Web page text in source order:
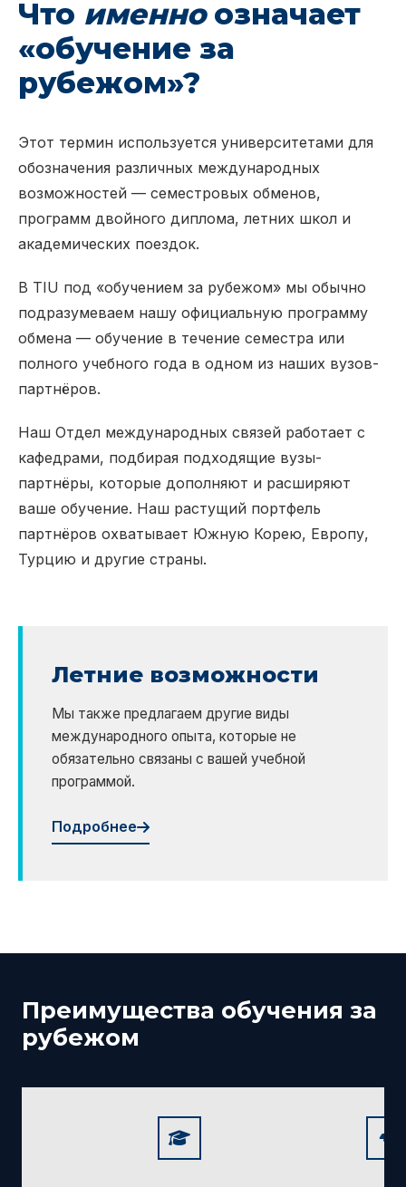
Что именноозначает
«обучение за
рубежом»?
Этот термин используется университетами для
обозначения различных международных
возможностей — семестровых обменов,
программ двойного диплома, летних школ и
академических поездок.
В TIU под «обучением за рубежом» мы обычно
подразумеваем нашу официальную программу
обмена — обучение в течение семестра или
полного учебного года в одном из наших вузов-
партнёров.
Наш Отдел международных связей работает с
кафедрами, подбирая подходящие вузы-
партнёры, которые дополняют и расширяют
ваше обучение. Наш растущий портфель
партнёров охватывает Южную Корею, Европу,
Турцию и другие страны.
Летние возможности
Мы также предлагаем другие виды
международного опыта, которые не
обязательно связаны с вашей учебной
программой.
Подробнее
Преимущества обучения за
рубежом